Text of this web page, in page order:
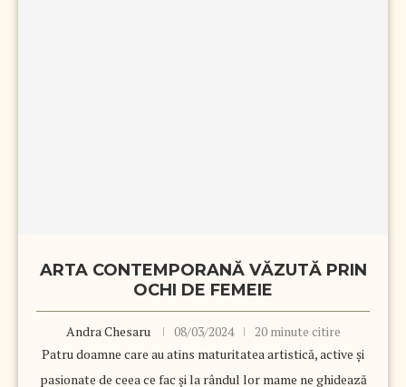
ARTA CONTEMPORANĂ VĂZUTĂ PRIN
OCHI DE FEMEIE
Andra Chesaru 08/03/2024
20 minute citire
Patru doamne care au atins maturitatea artistică, active și
pasionate de ceea ce fac și la rândul lor mame ne ghidează